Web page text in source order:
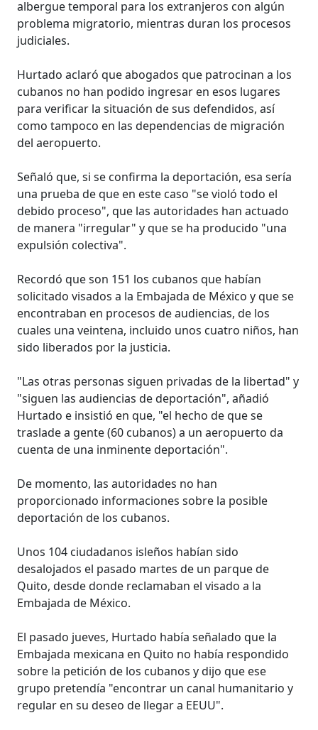
albergue temporal para los extranjeros con algún
problema migratorio, mientras duran los procesos
judiciales.
Hurtado aclaró que abogados que patrocinan a los
cubanos no han podido ingresar en esos lugares
para verificar la situación de sus defendidos, así
como tampoco en las dependencias de migración
del aeropuerto.
Señaló que, si se confirma la deportación, esa sería
una prueba de que en este caso "se violó todo el
debido proceso", que las autoridades han actuado
de manera "irregular" y que se ha producido "una
expulsión colectiva".
Recordó que son 151 los cubanos que habían
solicitado visados a la Embajada de México y que se
encontraban en procesos de audiencias, de los
cuales una veintena, incluido unos cuatro niños, han
sido liberados por la justicia.
"Las otras personas siguen privadas de la libertad" y
"siguen las audiencias de deportación", añadió
Hurtado e insistió en que, "el hecho de que se
traslade a gente (60 cubanos) a un aeropuerto da
cuenta de una inminente deportación".
De momento, las autoridades no han
proporcionado informaciones sobre la posible
deportación de los cubanos.
Unos 104 ciudadanos isleños habían sido
desalojados el pasado martes de un parque de
Quito, desde donde reclamaban el visado a la
Embajada de México.
El pasado jueves, Hurtado había señalado que la
Embajada mexicana en Quito no había respondido
sobre la petición de los cubanos y dijo que ese
grupo pretendía "encontrar un canal humanitario y
regular en su deseo de llegar a EEUU".